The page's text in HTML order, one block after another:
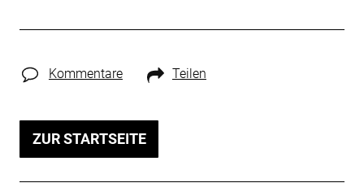
Kommentare Teilen
ZUR STARTSEITE